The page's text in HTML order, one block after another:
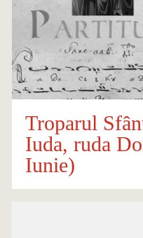
Troparul
Iuda, ruda
Iunie)